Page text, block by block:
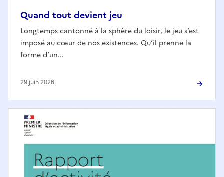
Quand tout devient jeu
Longtemps cantonné à la sphère du loisir, le jeu s’est
imposé au cœur de nos existences. Qu’il prenne la
forme d’un...
29 juin 2026